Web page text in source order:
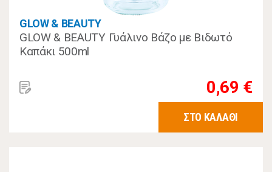
GLOW & BEAUTY
GLOW & BEAUTY Γυάλινο Βάζο με Βιδωτό
Καπάκι 500ml
0,69 €
ΣΤΟ ΚΑΛΑΘΙ